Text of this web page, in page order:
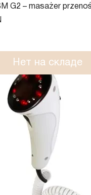
G2 – masażer
Нет на складе